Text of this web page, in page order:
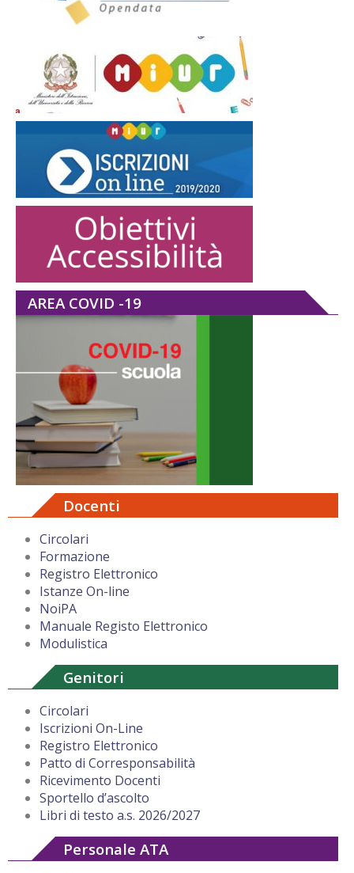
AREA COVID -19
Docenti
Circolari
Formazione
Registro Elettronico
Istanze On-line
NoiPA
Manuale Registo Elettronico
Modulistica
Genitori
Circolari
Iscrizioni On-Line
Registro Elettronico
Patto di Corresponsabilità
Ricevimento Docenti
Sportello d’ascolto
Libri di testo a.s. 2026/2027
Personale ATA